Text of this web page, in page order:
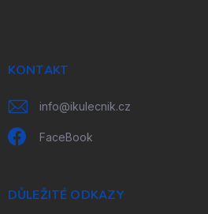
KONTAKT
info@ikulecnik.cz
FaceBook
DŮLEŽITÉ ODKAZY